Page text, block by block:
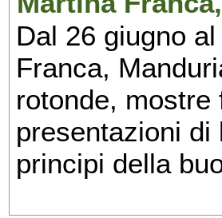
Dal 26 giugno
Franca,
rotonde,
presentazioni
principi della